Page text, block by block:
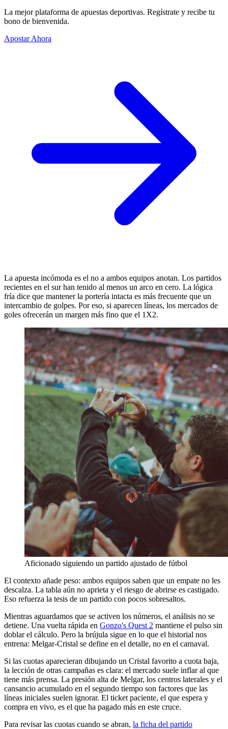
La mejor plataforma de apuestas deportivas. Regístrate y recibe tu
bono de bienvenida.
Apostar Ahora
La apuesta incómoda es el no a ambos equipos anotan. Los partidos
recientes en el sur han tenido al menos un arco en cero. La lógica
fría dice que mantener la portería intacta es más frecuente que un
intercambio de golpes. Por eso, si aparecen líneas, los mercados de
goles ofrecerán un margen más fino que el 1X2.
Aficionado siguiendo un partido ajustado de fútbol
El contexto añade peso: ambos equipos saben que un empate no les
descalza. La tabla aún no aprieta y el riesgo de abrirse es castigado.
Eso refuerza la tesis de un partido con pocos sobresaltos.
Mientras aguardamos que se activen los números, el análisis no se
detiene. Una vuelta rápida en Gonzo's Quest 2 mantiene el pulso sin
doblar el cálculo. Pero la brújula sigue en lo que el historial nos
entrena: Melgar-Cristal se define en el detalle, no en el carnaval.
Si las cuotas aparecieran dibujando un Cristal favorito a cuota baja,
la lección de otras campañas es clara: el mercado suele inflar al que
tiene más prensa. La presión alta de Melgar, los centros laterales y el
cansancio acumulado en el segundo tiempo son factores que las
líneas iniciales suelen ignorar. El ticket paciente, el que espera y
compra en vivo, es el que ha pagado más en este cruce.
Para revisar las cuotas cuando se abran, la ficha del partido